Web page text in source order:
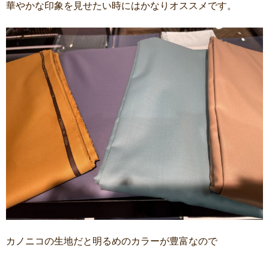
華やかな印象を見せたい時にはかなりオススメです。
カノニコの生地だと明るめのカラーが豊富なので